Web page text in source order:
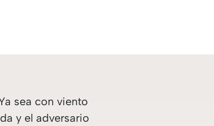
sea con viento
y el adversario